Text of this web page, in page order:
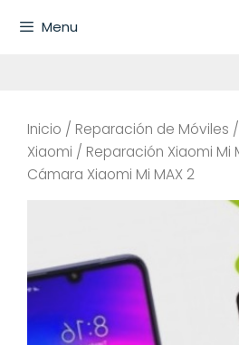
Menu
Inicio / Reparación de Móviles /
Xiaomi / Reparación Xiaomi Mi
Cámara Xiaomi Mi MAX 2